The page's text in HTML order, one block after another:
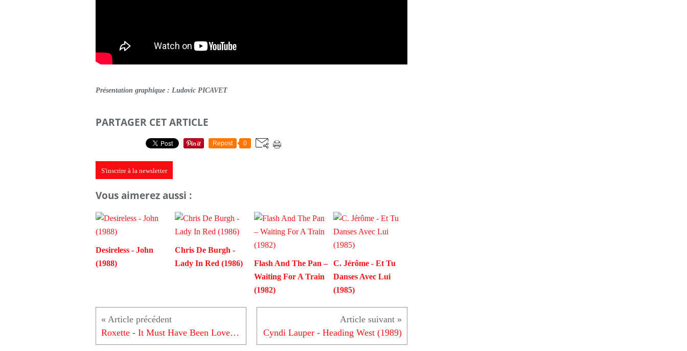
Présentation graphique : Ludovic PICAVET
PARTAGER CET ARTICLE
Repost 0
S'inscrire à la newsletter
Vous aimerez aussi :
Desireless - John
(1988)
Chris De Burgh -
Lady In Red (1986)
Flash And The Pan –
Waiting For A Train
(1982)
C. Jérôme - Et Tu
Danses Avec Lui
(1985)
Roxette - It Must Have Been Love (1990) Cyndi Lauper - Heading West (1989)